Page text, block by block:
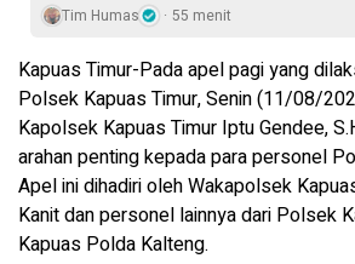
Tim Humas 55 menit
Kapuas Timur-Pada apel pagi yang
Polsek Kapuas Timur, Senin (11/08/
Kapolsek Kapuas Timur Iptu Gendee,
arahan penting kepada para personel
Apel ini dihadiri oleh Wakapolsek
Kanit dan personel lainnya dari Polsek
Kapuas Polda Kalteng.